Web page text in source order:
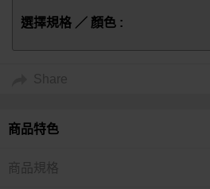
選擇規格 ／ 顏色 :
Share
商品特色
商品規格